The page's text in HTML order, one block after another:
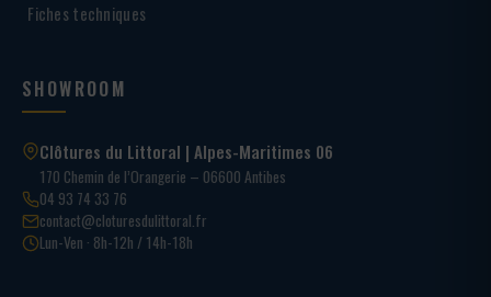
Fiches techniques
SHOWROOM
Clôtures du Littoral | Alpes-Maritimes 06
170 Chemin de l’Orangerie – 06600 Antibes
04 93 74 33 76
contact@cloturesdulittoral.fr
Lun-Ven · 8h-12h / 14h-18h